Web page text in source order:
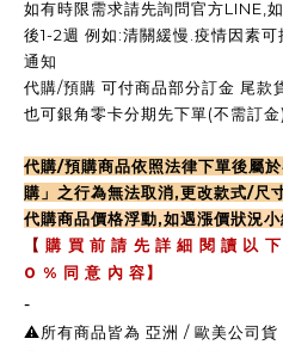
如有時限需求請先詢問官方LINE,
後1-2週 例如:清關緩慢.疫情因素
通知
代購/預購 可付商品部分訂金 尾款
也可銀角零卡分期先下單(不需訂金)
代購/預購商品依照法律下單後屬
購」之行為無法取消,更改款式/尺
代購商品價格浮動,如遇漲價狀況
【 購 買 前 請 先 詳 細 閱 讀 以
0 % 同 意 內 容】
-
⚠️所有商品皆為 亞洲 / 歐美公司貨